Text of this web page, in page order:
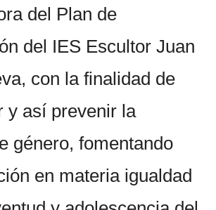
del Plan de
del IES Escultor Juan
con la finalidad de
y así prevenir la
género, fomentando
en materia igualdad